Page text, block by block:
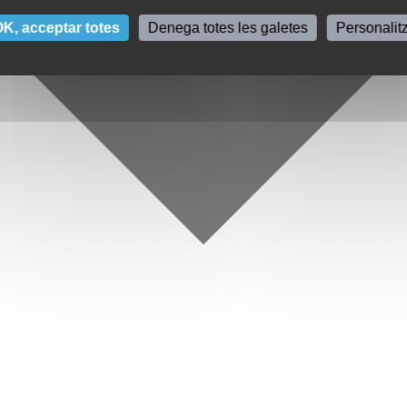
acceptar totes Denega totes les galetes